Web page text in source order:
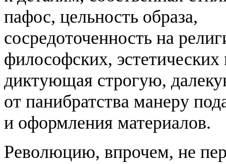
пафос, цельность образа,
сосредоточенность на
философских, эстетических
диктующая строгую,
от панибратства манеру
и оформления материалов.
Революцию, впрочем, не